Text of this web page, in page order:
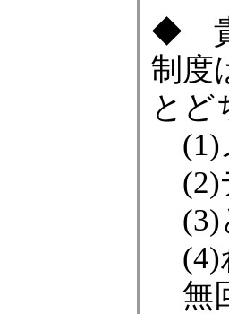
◆ 貴
制度
とど
(1)
(2)
(3)
(4)
無